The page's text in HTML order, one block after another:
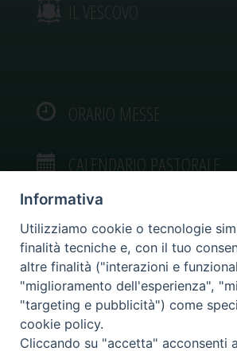
IL VESCOVO
ORARIO MESSE
CALENDARIO PASTORALE
VIDEOGALLERY
PHOTOGALLERY
Informativa
Utilizziamo cookie o tecnologie
finalità tecniche e, con il tuo
altre finalità ("interazioni e
"miglioramento dell'esperienza",
"targeting e pubblicità") come
cookie policy.
Cliccando su "accetta" acconsenti